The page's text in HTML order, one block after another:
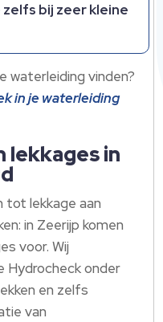
bij zeer kleine
waterleiding vinden?
in je waterleiding
lekkages in
tot lekkage aan
in Zeerijp komen
voor. Wij
Hydrocheck onder
en zelfs
van